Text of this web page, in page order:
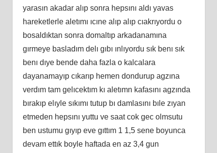
yarasın akadar alıp sonra hepsını aldı yavas
hareketlerle aletımı ıcıne alıp alıp cıakrıyordu o
bosaldıktan sonra domaltıp arkadanamına
gırmeye basladım delı gıbı ınlıyordu sık benı sık
benı dıye bende daha fazla o kalcalara
dayanamayıp cıkarıp hemen dondurup agzına
verdım tam gelıcektım kı aletımn kafasını agzında
bırakıp elıyle sıkımı tutup bı damlasını bıle zıyan
etmeden hepsını yuttu ve saat cok gec olmsutu
ben ustumu gıyıp eve gıttım 1 1,5 sene boyunca
devam ettık boyle haftada en az 3,4 gun